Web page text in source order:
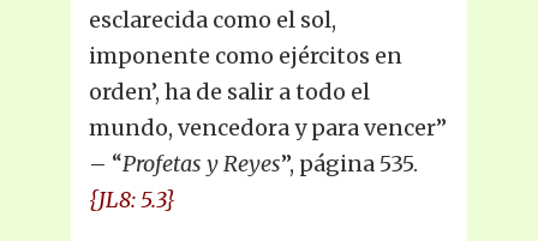
esclarecida como el sol,
imponente como ejércitos en
orden’, ha de salir a todo el
mundo, vencedora y para vencer”
– “Profetas y Reyes”, página 535.
{JL8: 5.3}